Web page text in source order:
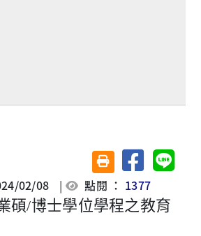
友善列印(另開視窗)
分享至臉書分享
02/08 | 點閱 ： 1377
碩/博士學位學程之教育